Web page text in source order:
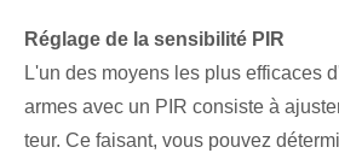
Réglage de la sensibilité PIR
L'un des moyens les plus efficaces
armes avec un PIR consiste à
teur. Ce faisant, vous pouvez